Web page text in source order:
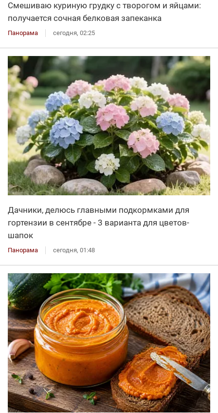
Смешиваю куриную грудку с творогом и яйцами:
получается сочная белковая запеканка
Панорама сегодня, 02:25
Дачники, делюсь главными подкормками для
гортензии в сентябре - 3 варианта для цветов-
шапок
Панорама сегодня, 01:48